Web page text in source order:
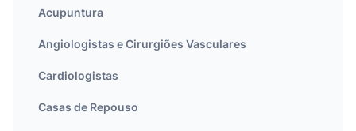
Acupuntura
Angiologistas e Cirurgiões Vasculares
Cardiologistas
Casas de Repouso